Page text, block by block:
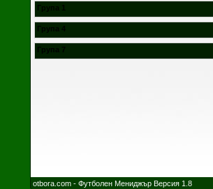
Група 1
Група 4
Група 7
otbora.com - Футболен Мениджър Версия 1.8